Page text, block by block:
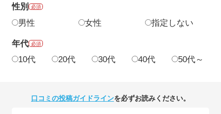
性別 必須
男性 女性 指定しない
年代 必須
10代 20代 30代 40代 50代～
口コミの投稿ガイドラインを必ずお読みください。